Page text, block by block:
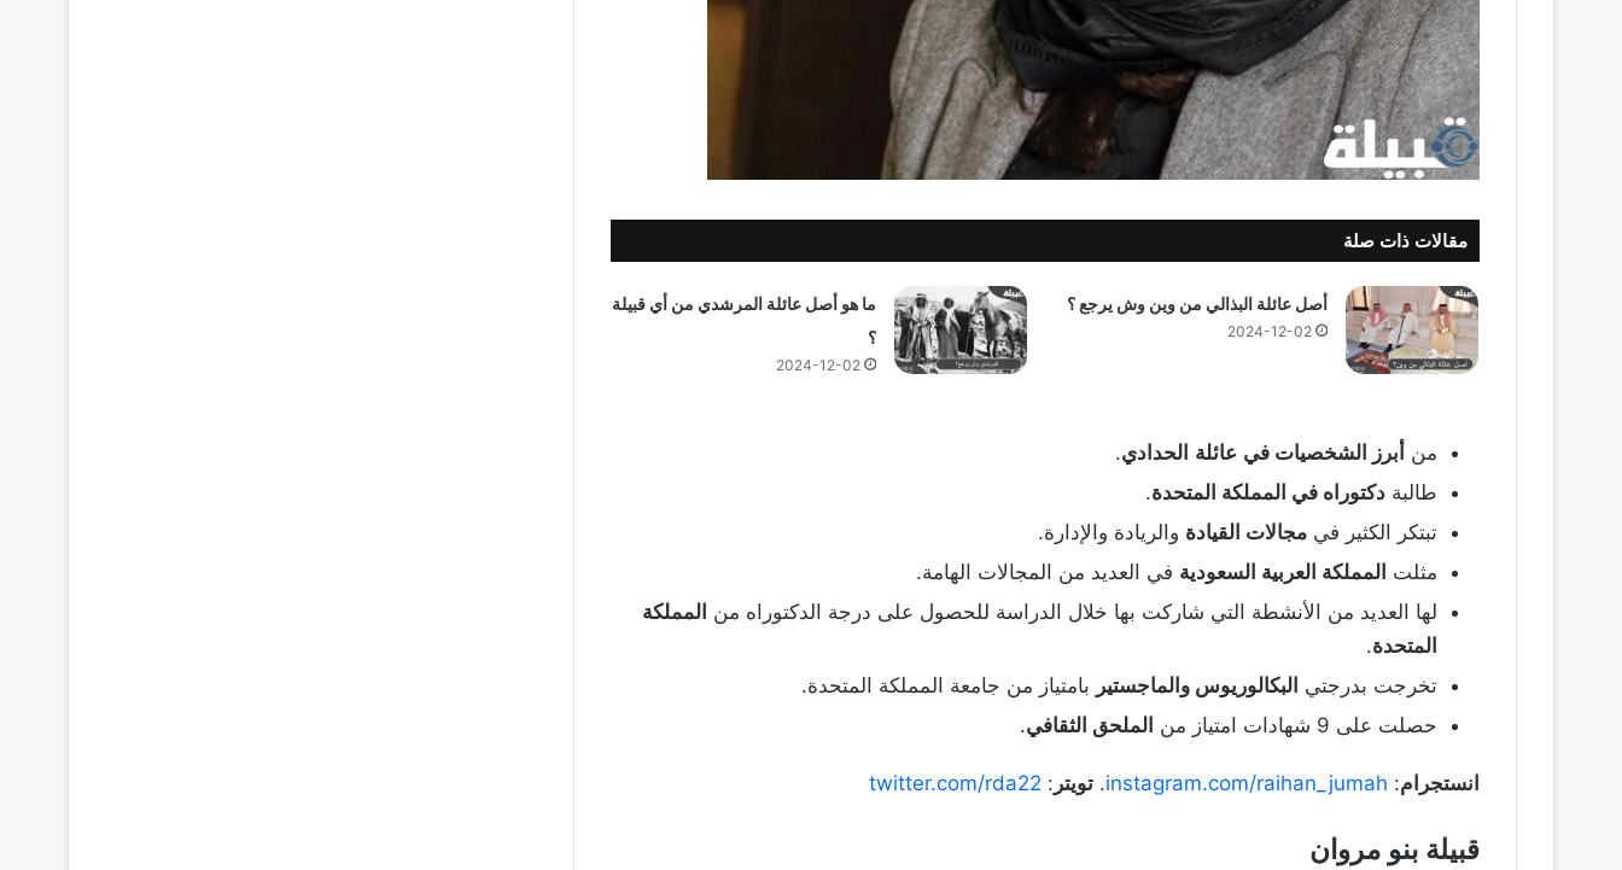
مقالات ذات صلة
أصل عائلة البذالي من وين وش يرجع ؟
2024-12-02
ما هو أصل عائلة المرشدي من أي قبيلة
؟
2024-12-02
من أبرز الشخصيات في عائلة الحدادي.
طالبة دكتوراه في المملكة المتحدة.
تبتكر الكثير في مجالات القيادة والريادة والإدارة.
مثلت المملكة العربية السعودية في العديد من المجالات الهامة.
لها العديد من الأنشطة التي شاركت بها خلال الدراسة للحصول على درجة الدكتوراه من المملكة
المتحدة.
تخرجت بدرجتي البكالوريوس والماجستير بامتياز من جامعة المملكة المتحدة.
حصلت على 9 شهادات امتياز من
الملحق الثقافي.
انستجرام:
instagram.com/raihan_jumah
. تويتر :
twitter.com/rda22
قبيلة بنو مروان